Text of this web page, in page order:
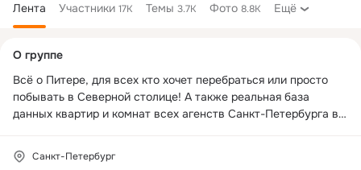
Лента Участники 17K Темы 3.7K Фото 8.8K Ещё
колонка
О группе
Всё о Питере, для всех кто хочет перебраться или просто
побывать в Северной столице! А также реальная база
данных квартир и комнат всех агенств Санкт-Петербурга в
Санкт-Петербург